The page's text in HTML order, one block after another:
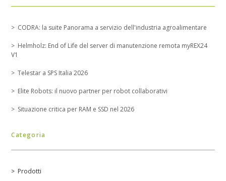
CODRA: la suite Panorama a servizio dell'industria agroalimentare
Helmholz: End of Life del server di manutenzione remota myREX24
V1
Telestar a SPS Italia 2026
Elite Robots: il nuovo partner per robot collaborativi
Situazione critica per RAM e SSD nel 2026
Categoria
Prodotti